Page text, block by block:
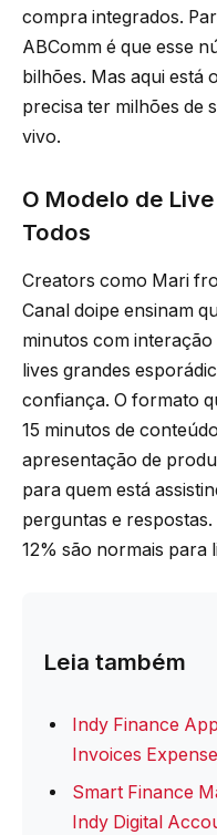
compra integrados.
ABComm é que esse
bilhões. Mas aqui está
precisa ter milhões de
vivo.
O Modelo de
Todos
Creators como Mari
Canal doipe ensinam
minutos com interação
lives grandes
confiança. O formato
15 minutos de
apresentação de
para quem está
perguntas e
12% são normais para
Leia também
Indy Finance
Invoices
Smart Finance
Indy Digital